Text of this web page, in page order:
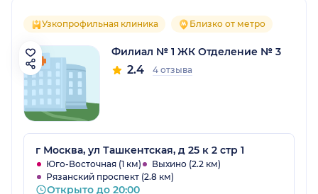
Узкопрофильная клиника Близко от метро
Филиал № 1 ЖК Отделение № 3
2.4 4 отзыва
г Москва, ул Ташкентская, д 25 к 2 стр 1
Юго-Восточная (1 км)
Выхино (2.2 км)
Рязанский проспект (2.8 км)
Открыто до 20:00